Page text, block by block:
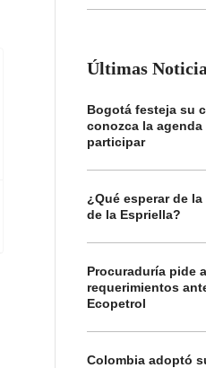
Últimas
Bogotá festeja su
conozca la
participar
¿Qué esperar de
de la Espriella?
Procuraduría pide
requerimientos
Ecopetrol
Colombia adoptó